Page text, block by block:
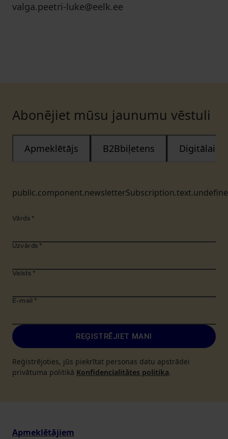
valga.peetri-luke@eelk.ee
Abonējiet mūsu jaunumu vēstuli
Apmeklētājs B2Bbiļetens Digitālais
Vārds *
Uzvārds *
Valsts *
E-mail *
REĢISTRĒJIET MANI
Reģistrējoties, jūs piekrītat personas datu apstrādei
privātuma politikā Konfidencialitātes politika.
Apmeklētājiem